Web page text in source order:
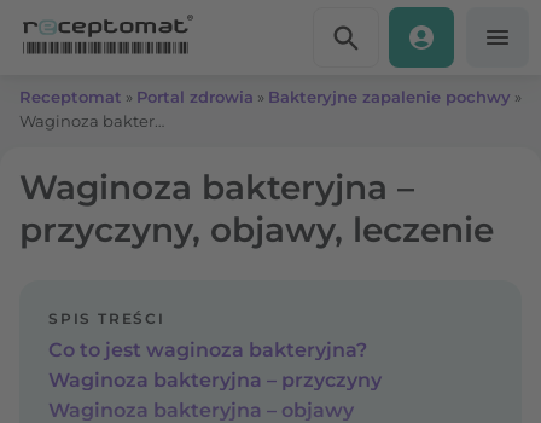
Receptomat » Portal zdrowia » Bakteryjne zapalenie pochwy »
Waginoza bakteryjna –
przyczyny, objawy, leczenie
SPIS TREŚCI
Co to jest waginoza bakteryjna?
Waginoza bakteryjna – przyczyny
Waginoza bakteryjna – objawy